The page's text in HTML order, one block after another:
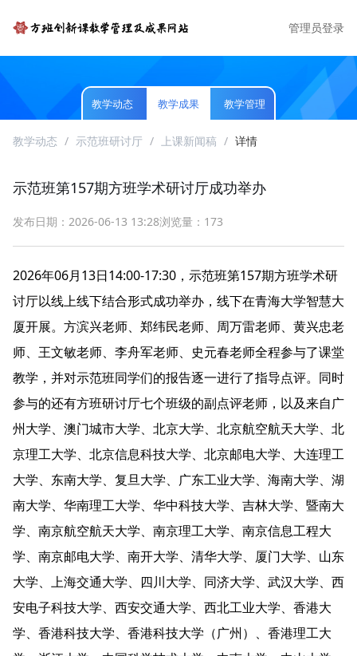
管理员登录
教学动态 教学成果 教学管理
教学动态 / 示范班研讨厅 / 上课新闻稿 / 详情
示范班第157期方班学术研讨厅成功举办
发布日期：2026-06-13 13:28浏览量：173
2026年06月13日14:00-17:30，示范班第157期方班学术研
讨厅以线上线下结合形式成功举办，线下在青海大学智慧大
厦开展。方滨兴老师、郑纬民老师、周万雷老师、黄兴忠老
师、王文敏老师、李舟军老师、史元春老师全程参与了课堂
教学，并对示范班同学们的报告逐一进行了指导点评。同时
参与的还有方班研讨厅七个班级的副点评老师，以及来自广
州大学、澳门城市大学、北京大学、北京航空航天大学、北
京理工大学、北京信息科技大学、北京邮电大学、大连理工
大学、东南大学、复旦大学、广东工业大学、海南大学、湖
南大学、华南理工大学、华中科技大学、吉林大学、暨南大
学、南京航空航天大学、南京理工大学、南京信息工程大
学、南京邮电大学、南开大学、清华大学、厦门大学、山东
大学、上海交通大学、四川大学、同济大学、武汉大学、西
安电子科技大学、西安交通大学、西北工业大学、香港大
学、香港科技大学、香港科技大学（广州）、香港理工大